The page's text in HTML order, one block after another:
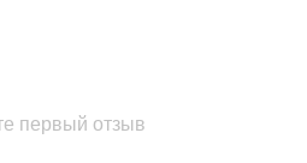
первый отзыв